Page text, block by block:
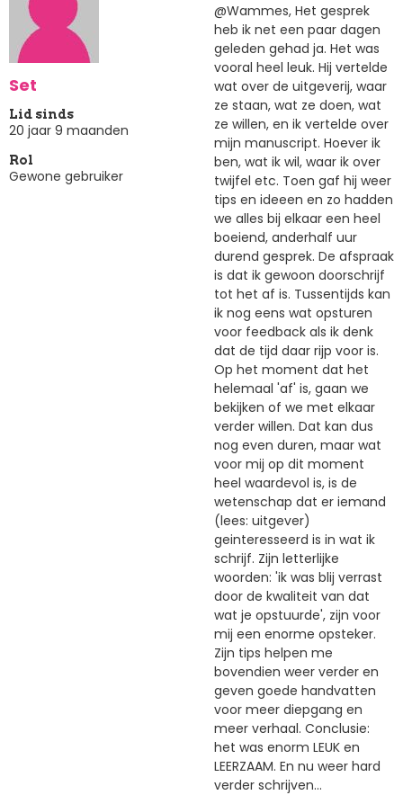
Set
Lid sinds
20 jaar 9 maanden
Rol
Gewone gebruiker
@Wammes, Het gesprek
heb ik net een paar dagen
geleden gehad ja. Het was
vooral heel leuk. Hij vertelde
wat over de uitgeverij, waar
ze staan, wat ze doen, wat
ze willen, en ik vertelde over
mijn manuscript. Hoever ik
ben, wat ik wil, waar ik over
twijfel etc. Toen gaf hij weer
tips en ideeen en zo hadden
we alles bij elkaar een heel
boeiend, anderhalf uur
durend gesprek. De afspraak
is dat ik gewoon doorschrijf
tot het af is. Tussentijds kan
ik nog eens wat opsturen
voor feedback als ik denk
dat de tijd daar rijp voor is.
Op het moment dat het
helemaal 'af' is, gaan we
bekijken of we met elkaar
verder willen. Dat kan dus
nog even duren, maar wat
voor mij op dit moment
heel waardevol is, is de
wetenschap dat er iemand
(lees: uitgever)
geinteresseerd is in wat ik
schrijf. Zijn letterlijke
woorden: 'ik was blij verrast
door de kwaliteit van dat
wat je opstuurde', zijn voor
mij een enorme opsteker.
Zijn tips helpen me
bovendien weer verder en
geven goede handvatten
voor meer diepgang en
meer verhaal. Conclusie:
het was enorm LEUK en
LEERZAAM. En nu weer hard
verder schrijven...